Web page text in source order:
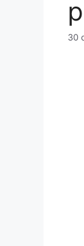
30